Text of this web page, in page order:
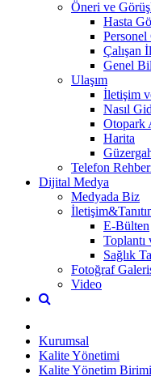
Öneri ve
Hasta
Çalışan
Genel
Ulaşım
İletişim
Nasıl
Otopark
Harita
Telefon
Dijital Medya
Medyada Biz
E-Bülten
Toplantı
Sağlık
Fotoğraf
Video
Kurumsal
Kalite Yönetimi
Kalite Yönetim Birimi